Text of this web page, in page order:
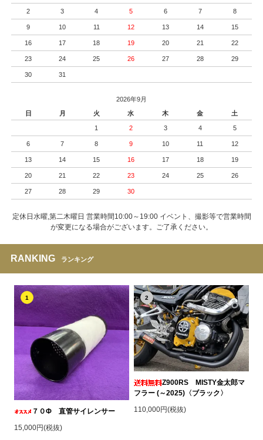
2 3 4 5 6 7 8
9 10 11 12 13 14 15
16 17 18 19 20 21 22
23 24 25 26 27 28 29
30 31
2026年9月
日
月 火 水 木 金 土
1 2 3 4 5
6 7 8 9 10 11 12
13 14 15 16 17 18 19
20 21 22 23 24 25 26
27 28 29 30
定休日水曜,第二木曜日 営業時間10:00～19:00 イベント、撮影等で営業時間
が変更になる場合がございます。ご了承ください。
RANKING ランキング
1
７０Φ 直管サイレンサー
15,000円(税抜)
2
Z900RS MISTY金太郎マ
フラー (～2025)〈ブラック〉
110,000円(税抜)